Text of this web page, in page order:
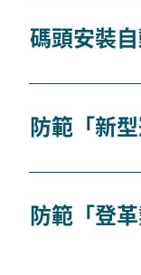
碼頭安裝
防範「新
防範「登